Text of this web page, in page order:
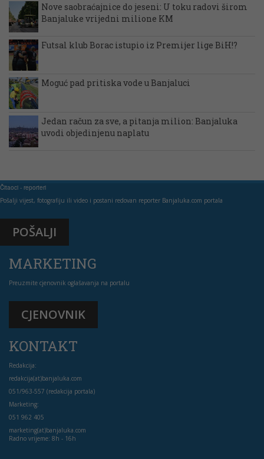
Nove saobraćajnice do jeseni: U toku radovi širom
Banjaluke vrijedni milione KM
Futsal klub Borac istupio iz Premijer lige BiH!?
Moguć pad pritiska vode u Banjaluci
Jedan račun za sve, a pitanja milion: Banjaluka
uvodi objedinjenu naplatu
Čitaoci - reporteri
Pošalji vijest, fotografiju ili video i postani redovan reporter Banjaluka.com portala
POŠALJI
MARKETING
Preuzmite cjenovnik oglašavanja na portalu
CJENOVNIK
KONTAKT
Redakcija:
redakcija(at)banjaluka.com
051/963-557 (redakcija portala)
Marketing:
051 962 405
marketing(at)banjaluka.com
Radno vrijeme: 8h - 16h